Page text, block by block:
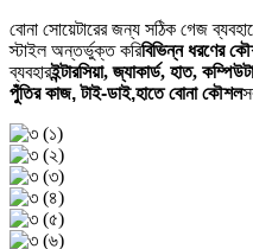
বোনা সোয়েটারের জন্য সঠিক গেজ
স্টাইল অন্তর্ভুক্ত করিবিভিন্ন ধরণের
ব্যবহারইন্টারসিয়া, জ্যাকার্ড, হাত,
পুঁতির কাজ, টাই-ডাই,হাতে বোনা কৌশল